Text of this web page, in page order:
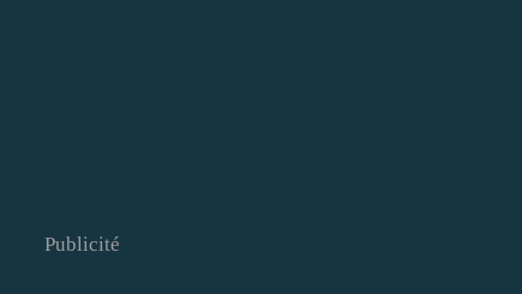
Publicité